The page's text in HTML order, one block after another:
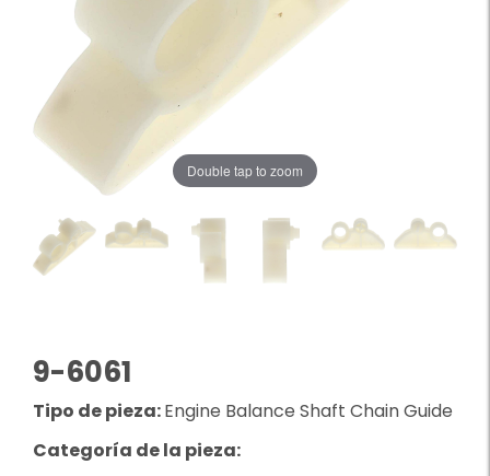
Double tap to zoom
9-6061
Tipo de pieza:Engine Balance Shaft Chain Guide
Categoría de la pieza: